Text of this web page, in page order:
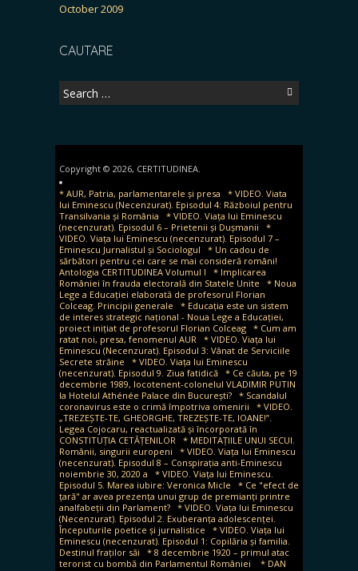
October 2009
CAUTARE
Search
for:
Copyright © 2026, CERTITUDINEA.
* AUR, Patria, parlamentarele și presa
* VIDEO. Viata
lui Eminescu (Necenzurat). Episodul 4: Războiul pentru
Transilvania și România
* VIDEO. Viața lui Eminescu
(necenzurat). Episodul 6 – Prietenii și Dușmanii
*
VIDEO. Viața lui Eminescu (necenzurat). Episodul 7 –
Eminescu Jurnalistul și Sociologul
* Un cadou de
sărbători pentru cei care se mai consideră români!
Antologia CERTITUDINEA Volumul I
* Implicarea
României în frauda electorală din Statele Unite
* Noua
Lege a Educației elaborată de profesorul Florian
Colceag. Principii generale
* Educația este un sistem
de interes strategic național - Noua Lege a Educației,
proiect inițiat de profesorul Florian Colceag * Cum am
ratat noi, presa, fenomenul AUR * VIDEO. Viața lui
Eminescu (Necenzurat). Episodul 3: Vânat de Serviciile
Secrete străine
* VIDEO. Viața lui Eminescu
(necenzurat). Episodul 9. Ziua fatidică * Ce căuta, pe 19
decembrie 1989, locotenent-colonelul VLADIMIR PUTIN
la Hotelul Athénée Palace din București? * Scandalul
coronavirus este o crimă împotriva omenirii
* VIDEO.
„TREZEȘTE-TE, GHEORGHE, TREZEȘTE-TE, IOANE!”.
Legea Cojocaru, reactualizată și încorporată în
CONSTITUȚIA CETĂȚENILOR * MEDITAȚIILE UNUI SECUI.
Românii, singurii europeni
* VIDEO. Viața lui Eminescu
(necenzurat). Episodul 8 – Conspirația anti-Eminescu
noiembrie 30, 2020 a
* VIDEO. Viața lui Eminescu.
Episodul 5. Marea iubire: Veronica Micle
* Ce "efect de
țară" ar avea prezența unui grup de premianți printre
analfabeții din Parlament? * VIDEO. Viața lui Eminescu
(Necenzurat). Episodul 2. Exuberanța adolescenței.
Începuturile poetice și jurnalistice
* VIDEO. Viața lui
Eminescu (necenzurat). Episodul 1: Copilăria și familia.
Destinul fraților săi
* 8 decembrie 1920 – primul atac
terorist cu bombă din Parlamentul României
* DAN